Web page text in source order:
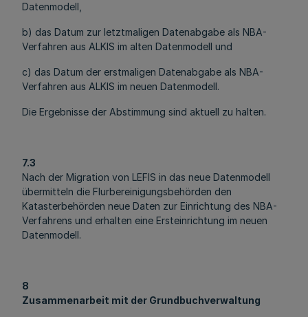
Datenmodell,
b) das Datum zur letztmaligen Datenabgabe als NBA-
Verfahren aus ALKIS im alten Datenmodell und
c) das Datum der erstmaligen Datenabgabe als NBA-
Verfahren aus ALKIS im neuen Datenmodell.
Die Ergebnisse der Abstimmung sind aktuell zu halten.
7.3
Nach der Migration von LEFIS in das neue Datenmodell
übermitteln die Flurbereinigungsbehörden den
Katasterbehörden neue Daten zur Einrichtung des NBA-
Verfahrens und erhalten eine Ersteinrichtung im neuen
Datenmodell.
8
Zusammenarbeit mit der Grundbuchverwaltung